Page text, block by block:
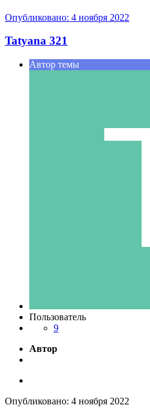
Опубликовано: 4 ноября 2022
Tatyana 321
Автор темы
Пользователь
9
Автор
Опубликовано: 4 ноября 2022